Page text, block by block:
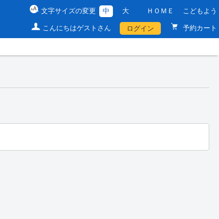
文字サイズの変更 中 大 ＨＯＭＥ こどもよう
こんにちはゲストさん ログイン 予約カート